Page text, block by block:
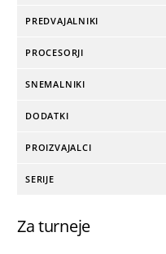
PREDVAJALNIKI
PROCESORJI
SNEMALNIKI
DODATKI
PROIZVAJALCI
SERIJE
Za turneje